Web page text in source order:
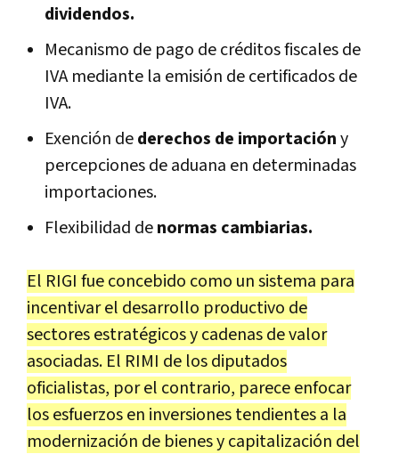
dividendos.
Mecanismo de pago de créditos fiscales de
IVA mediante la emisión de certificados de
IVA.
Exención dederechos de importacióny
percepciones de aduana en determinadas
importaciones.
Flexibilidad denormas cambiarias.
El RIGI fue concebido como un sistema para
incentivar el desarrollo productivo de
sectores estratégicos y cadenas de valor
asociadas. El RIMI de los diputados
oficialistas, por el contrario, parece enfocar
los esfuerzos en inversiones tendientes a la
modernización de bienes y capitalización del